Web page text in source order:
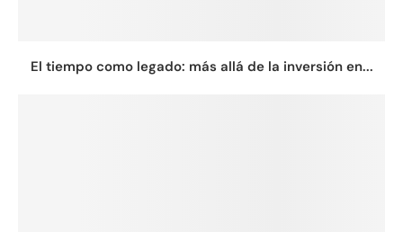
El tiempo como legado: más allá de la inversión en...